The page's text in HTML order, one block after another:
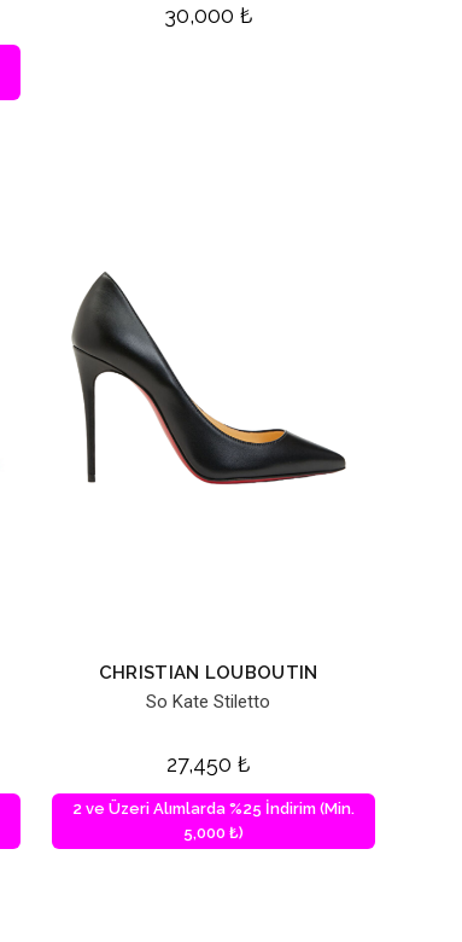
30,000 ₺
CHRISTIAN LOUBOUTIN
So Kate Stiletto
27,450 ₺
2 ve Üzeri Alımlarda %25 İndirim (Min.
5,000 ₺)